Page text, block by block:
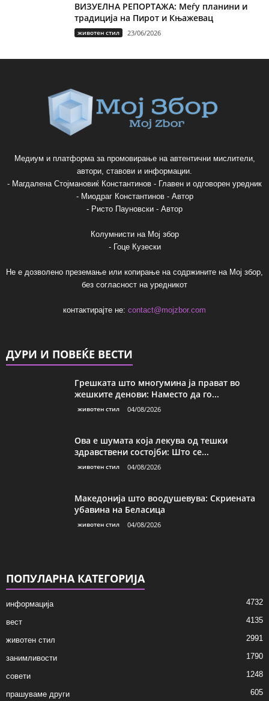
ВИЗУЕЛНА РЕПОРТАЖА: Меѓу планини и
традиција на Пирот и Књажевац
животен стил 23/06/2026
Медиум и платформа за промовирање на автентични мислители,
автори, ставови и информации.
- Магдалена Стојмановиќ Константинов - Главен и одговорен уредник
- Миодраг Константинов - Автор
- Ристо Пауновски - Автор
Колумнисти на Мој збор
- Гоце Кузески
Не е дозволено преземање или копирање на содржините на Мој збор,
без согласност на уредникот
контактирајте не: contact@mojzbor.com
ДУРИ И ПОВЕЌЕ ВЕСТИ
Грешката што многумина ја прават во
жешките денови: Наместо да го...
животен стил 04/08/2026
Ова е шумата која лекува од тешки
здравствени состојби: Што се...
животен стил 04/08/2026
Македонија што воодушевува: Скриената
убавина на Беласица
животен стил 04/08/2026
ПОПУЛАРНА КАТЕГОРИЈА
информација 4732
вест 4135
животен стил 2991
занимливости 1790
совети 1248
прашуваме други 605